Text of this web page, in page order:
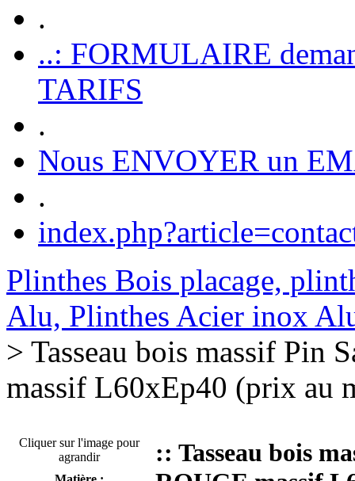
.
..: FORMULAIRE
TARIFS
.
Nous ENVOYER un
.
Plinthes Bois placage,
Alu, Plinthes Acier inox
> Tasseau bois massif Pin
massif L60xEp40 (prix au
Cliquer sur l'image pour
agrandir
:: Tasseau bois